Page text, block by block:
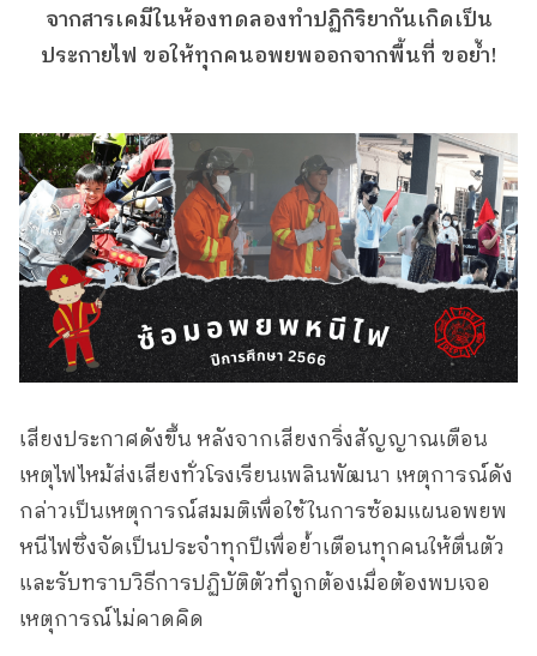
จากสารเคมีในห้องทดลองทำปฏิกิริยากันเกิดเป็น
ประกายไฟ ขอให้ทุกคนอพยพออกจากพื้นที่ ขอย้ำ!
เสียงประกาศดังขึ้น หลังจากเสียงกริ่งสัญญาณเตือน
เหตุไฟไหม้ส่งเสียงทั่วโรงเรียนเพลินพัฒนา เหตุการณ์ดัง
กล่าวเป็นเหตุการณ์สมมติเพื่อใช้ในการซ้อมแผนอพยพ
หนีไฟซึ่งจัดเป็นประจำทุกปีเพื่อย้ำเตือนทุกคนให้ตื่นตัว
และรับทราบวิธีการปฏิบัติตัวที่ถูกต้องเมื่อต้องพบเจอ
เหตุการณ์ไม่คาดคิด